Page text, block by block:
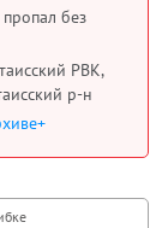
пропал без
РВК,
р-н